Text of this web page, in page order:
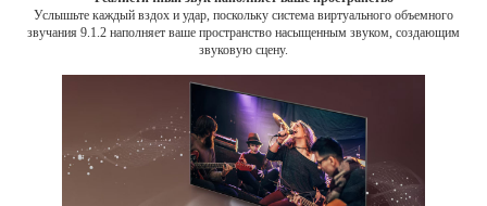
Услышьте каждый вздох и удар, поскольку система виртуального объемного
звучания 9.1.2 наполняет ваше пространство насыщенным звуком, создающим
звуковую сцену.